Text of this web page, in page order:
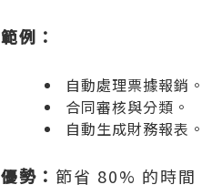
範例：
自動處理票據報銷。
合同審核與分類。
自動生成財務報表。
優勢： 節省 80% 的時間